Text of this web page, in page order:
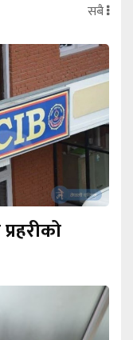
सबै